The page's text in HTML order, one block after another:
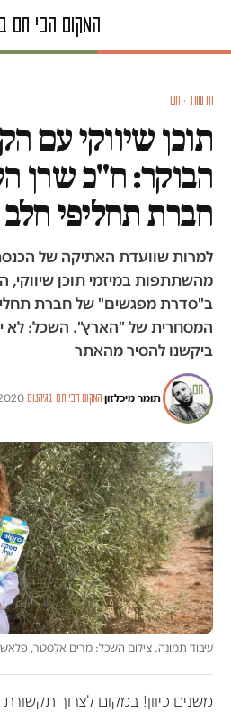
חדשות · חם
תוכן שיווקי עם
הבוקר: ח"כ שרן
חברת תחליפי חלב
למרות שוועדת האתיקה של
מהשתתפות במיזמי תוכן
ב"סדרת מפגשים" של חברת
המסחרית של "הארץ". השכל: לא
ביקשנו להסיר מהאתר
תומר מיכלזון·המקום הכי חם בגיהנום·
עיבוד תמונה. צילום השכל: מרים אלסטר, פלאש 90
משנים כיוון! במקום לצרוך